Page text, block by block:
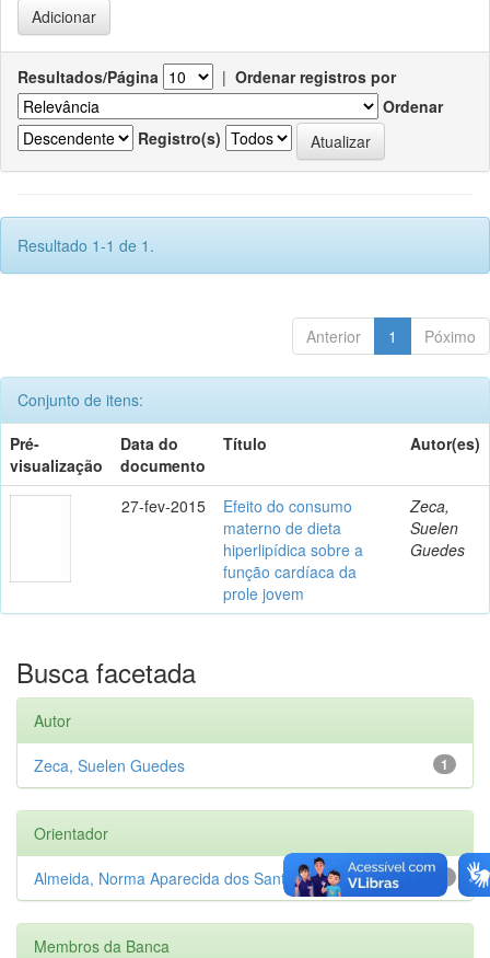
Resultados/Página | Ordenar registros por
Ordenar
Registro(s)
Resultado 1-1 de 1.
Anterior 1 Póximo
Conjunto de itens:
Pré-
visualização
Data do
documento
Título Autor(es)
27-fev-2015
Efeito do consumo
materno de dieta
hiperlipídica sobre a
função cardíaca da
prole jovem
Zeca,
Suelen
Guedes
Busca facetada
Autor
1
Zeca, Suelen Guedes
Orientador
Almeida, Norma Aparecida dos Santos
Membros da Banca